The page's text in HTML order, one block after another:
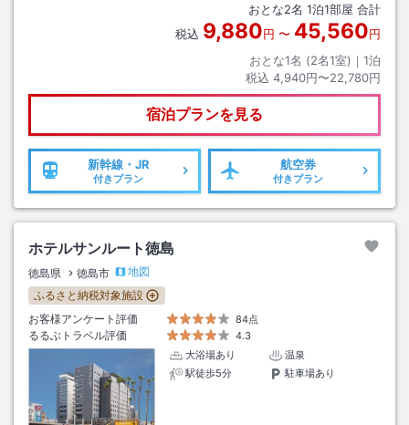
おとな2名 1泊1部屋 合計
税込 9,880円 〜 45,560円
おとな1名 (2名1室)｜ 1泊
税込 4,940円〜22,780円
宿泊プランを見る
新幹線・JR
付きプラン
航空券
付きプラン
ホテルサンルート徳島
徳島県 徳島市
地図
ふるさと納税対象施設
お客様アンケート評価
84点
るるぶトラベル評価
4.3
大浴場あり
温泉
駅徒歩5分
駐車場あり